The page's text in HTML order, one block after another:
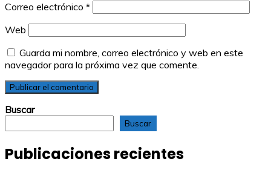
Correo electrónico *
Web
Guarda mi nombre, correo electrónico y web en este
navegador para la próxima vez que comente.
Buscar
Buscar
Publicaciones recientes